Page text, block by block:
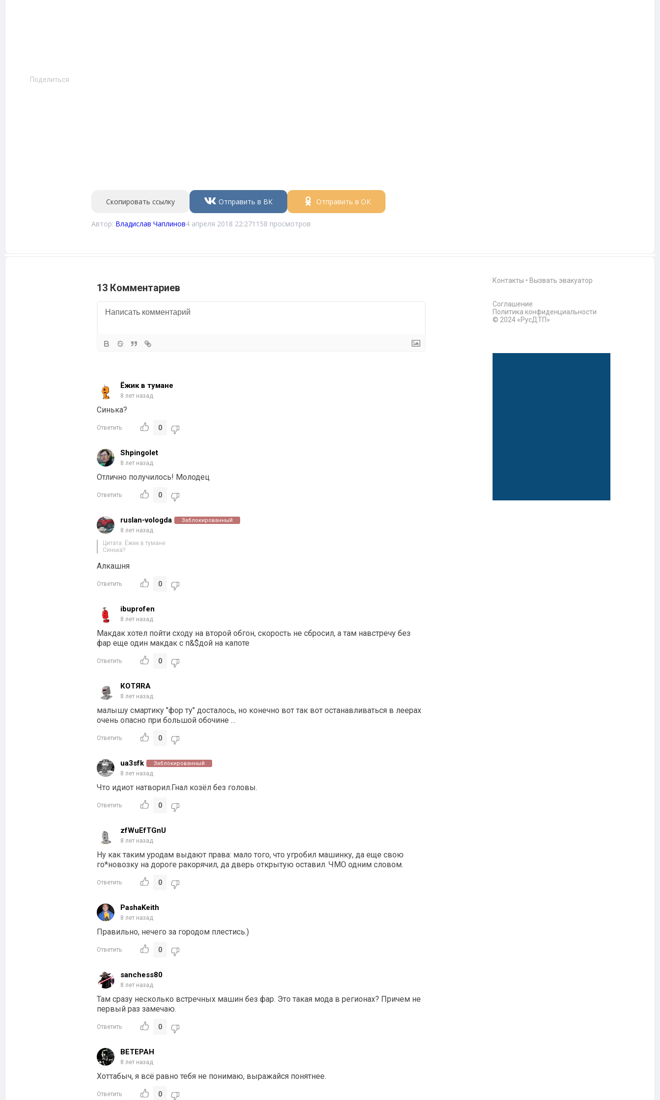
Поделиться
Скопировать ссылку Отправить в ВК Отправить в ОК
Автор: Владислав Чаплинов4 апреля 2018 22:271158 просмотров
13 Комментариев
Ёжик в тумане
8 лет назад
Синька?
Ответить 0
Shpingolet
8 лет назад
Отлично получилось! Молодец
Ответить 0
ruslan-vologda Заблокированный
8 лет назад
Цитата: Ёжик в тумане
Синька?
Алкашня
Ответить 0
ibuprofen
8 лет назад
Макдак хотел пойти сходу на второй обгон, скорость не сбросил, а там навстречу без
фар еще один макдак с п&$дой на капоте
Ответить 0
КОТЯRA
8 лет назад
малышу смартику "фор ту" досталось, но конечно вот так вот останавливаться в леерах
очень опасно при большой обочине …
Ответить 0
ua3sfk Заблокированный
8 лет назад
Что идиот натворил.Гнал козёл без головы.
Ответить 0
zfWuEfTGnU
8 лет назад
Ну как таким уродам выдают права: мало того, что угробил машинку, да еще свою
го*новозку на дороге ракорячил, да дверь открытую оставил. ЧМО одним словом.
Ответить 0
PashaKeith
8 лет назад
Правильно, нечего за городом плестись.)
Ответить 0
sanchess80
8 лет назад
Там сразу несколько встречных машин без фар. Это такая мода в регионах? Причем не
первый раз замечаю.
Ответить 0
BETEPAH
8 лет назад
Хоттабыч, я всё равно тебя не понимаю, выражайся понятнее.
Ответить 0
Контакты • Вызвать эвакуатор
Соглашение
Политика конфиденциальности
© 2024 «РусДТП»